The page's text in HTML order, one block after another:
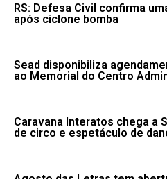
RS: Defesa Civil confirma
após ciclone bomba
Sead disponibiliza
ao Memorial do Centro
Caravana Interatos chega a
de circo e espetáculo de